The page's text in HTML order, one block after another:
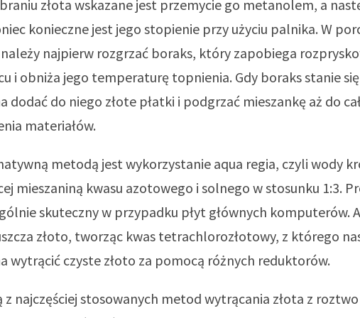
złota wskazane jest przemycie go metanolem, a
konieczne jest jego stopienie przy użyciu palnika. W
najpierw rozgrzać boraks, który zapobiega
i obniża jego temperaturę topnienia. Gdy boraks stanie
dodać do niego złote płatki i podgrzać mieszankę aż do
materiałów.
metodą jest wykorzystanie aqua regia, czyli wody
mieszaniną kwasu azotowego i solnego w stosunku 1:3.
skuteczny w przypadku płyt głównych komputerów.
złoto, tworząc kwas tetrachlorozłotowy, z którego
wytrącić czyste złoto za pomocą różnych reduktorów.
z najczęściej stosowanych metod wytrącania złota z